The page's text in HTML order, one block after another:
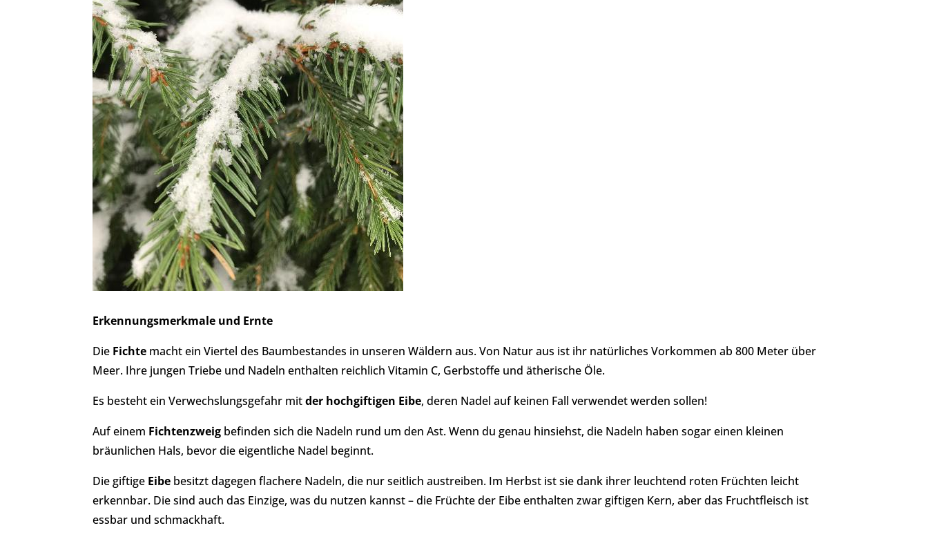
Erkennungsmerkmale und Ernte
Die Fichte macht ein Viertel des Baumbestandes in unseren Wäldern aus. Von Natur aus ist ihr natürliches Vorkommen ab 800 Meter über
Meer. Ihre jungen Triebe und Nadeln enthalten reichlich Vitamin C, Gerbstoffe und ätherische Öle.
Es besteht ein Verwechslungsgefahr mitder hochgiftigen Eibe, deren Nadel auf keinen Fall verwendet werden sollen!
Auf einem Fichtenzweig befinden sich die Nadeln rund um den Ast. Wenn du genau hinsiehst, die Nadeln haben sogar einen kleinen
bräunlichen Hals, bevor die eigentliche Nadel beginnt.
Die giftige Eibe besitzt dagegen flachere Nadeln, die nur seitlich austreiben. Im Herbst ist sie dank ihrer leuchtend roten Früchten leicht
erkennbar. Die sind auch das Einzige, was du nutzen kannst – die Früchte der Eibe enthalten zwar giftigen Kern, aber das Fruchtfleisch ist
essbar und schmackhaft.